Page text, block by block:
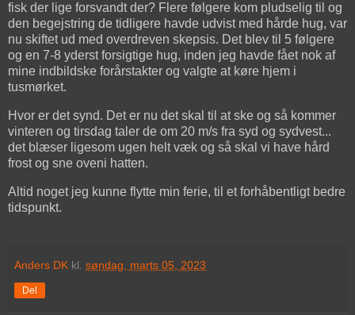
fisk der lige forsvandt der? Flere følgere kom pludselig til og
den begejstring de tidligere havde udvist med hårde hug, var
nu skiftet ud med overdreven skepsis. Det blev til 5 følgere
og en 7-8 yderst forsigtige hug, inden jeg havde fået nok af
mine indbildske forårstakter og valgte at køre hjem i
tusmørket.
Hvor er det synd. Det er nu det skal til at ske og så kommer
vinteren og tirsdag taler de om 20 m/s fra syd og sydvest...
det blæser ligesom ugen helt væk og så skal vi have hård
frost og sne oveni hatten.
Altid noget jeg kunne flytte min ferie, til et forhåbentligt bedre
tidspunkt.
Anders DK kl. søndag, marts 05, 2023
Del